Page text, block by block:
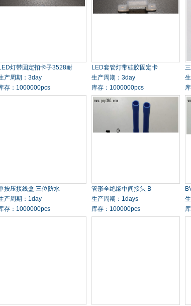
灯带固定扣卡子3528耐
产周期：3day
存：1000000pcs
LED套管灯带硅胶固定卡
生产周期：3day
库存：1000000pcs
按压接线盒 三位防水
产周期：1day
存：1000000pcs
管形全绝缘中间接头 B
生产周期：1days
库存：100000pcs